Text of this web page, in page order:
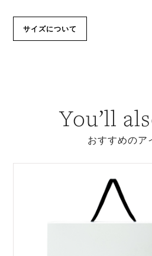
サイズについて
You’ll
おすすめのア